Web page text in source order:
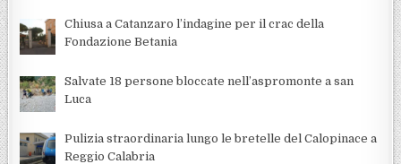
Chiusa a Catanzaro l’indagine per il crac della
Fondazione Betania
Salvate 18 persone bloccate nell’aspromonte a san
Luca
Pulizia straordinaria lungo le bretelle del Calopinace a
Reggio Calabria